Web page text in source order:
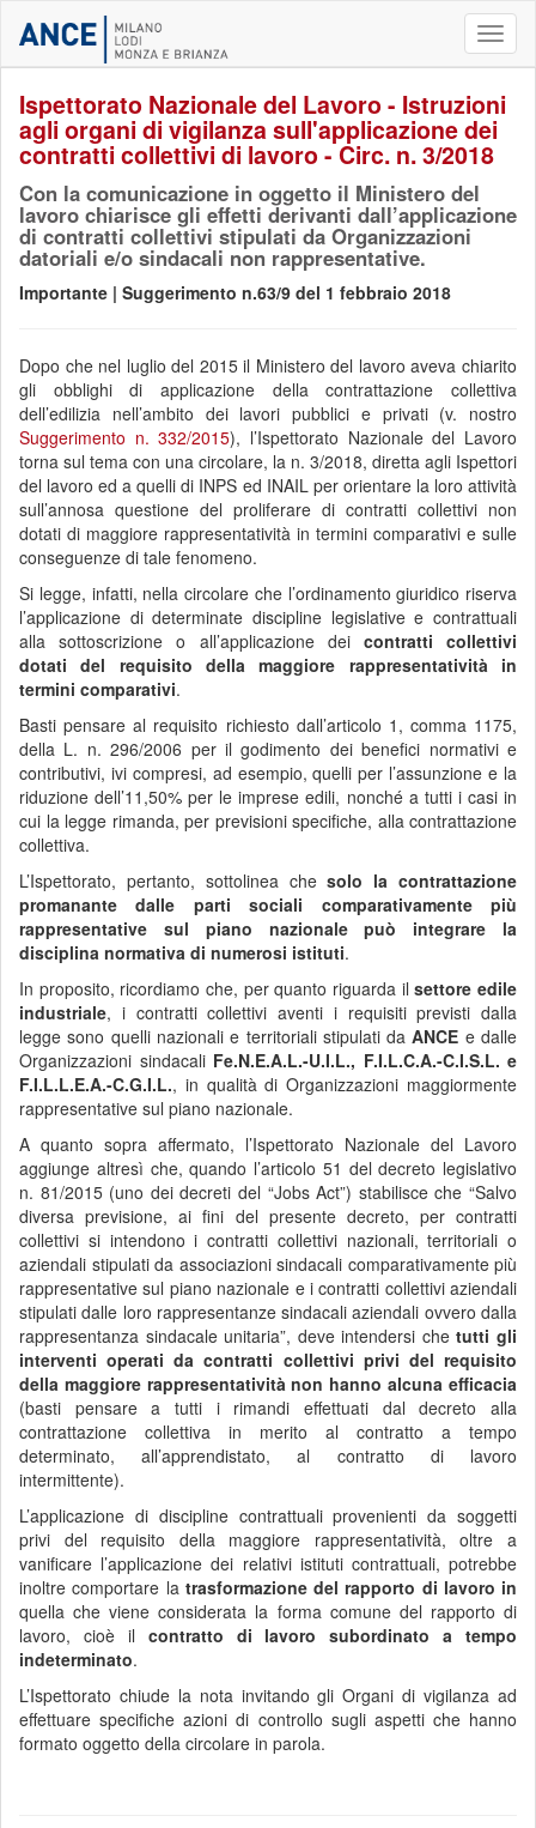
Ispettorato Nazionale del Lavoro - Istruzioni
agli organi di vigilanza sull'applicazione dei
contratti collettivi di lavoro - Circ. n. 3/2018
Con la comunicazione in oggetto il Ministero del
lavoro chiarisce gli effetti derivanti dall’applicazione
di contratti collettivi stipulati da Organizzazioni
datoriali e/o sindacali non rappresentative.
Importante | Suggerimento n.63/9 del 1 febbraio 2018
Dopo che nel luglio del 2015 il Ministero del lavoro aveva chiarito
gli obblighi di applicazione della contrattazione collettiva
dell’edilizia nell’ambito dei lavori pubblici e privati (v. nostro
Suggerimento n. 332/2015), l’Ispettorato Nazionale del Lavoro
torna sul tema con una circolare, la n. 3/2018, diretta agli Ispettori
del lavoro ed a quelli di INPS ed INAIL per orientare la loro attività
sull’annosa questione del proliferare di contratti collettivi non
dotati di maggiore rappresentatività in termini comparativi e sulle
conseguenze di tale fenomeno.
Si legge, infatti, nella circolare che l’ordinamento giuridico riserva
l’applicazione di determinate discipline legislative e contrattuali
alla sottoscrizione o all’applicazione dei contratti collettivi
dotati del requisito della maggiore rappresentatività in
termini comparativi.
Basti pensare al requisito richiesto dall’articolo 1, comma 1175,
della L. n. 296/2006 per il godimento dei benefici normativi e
contributivi, ivi compresi, ad esempio, quelli per l’assunzione e la
riduzione dell’11,50% per le imprese edili, nonché a tutti i casi in
cui la legge rimanda, per previsioni specifiche, alla contrattazione
collettiva.
L’Ispettorato, pertanto, sottolinea chesolo la contrattazione
promanante dalle parti sociali comparativamente più
rappresentative sul piano nazionale può integrare la
disciplina normativa di numerosi istituti.
In proposito, ricordiamo che, per quanto riguarda ilsettore edile
industriale, i contratti collettivi aventi i requisiti previsti dalla
legge sono quelli nazionali e territoriali stipulati daANCE e dalle
Organizzazioni sindacali Fe.N.E.A.L.-U.I.L., F.I.L.C.A.-C.I.S.L. e
F.I.L.L.E.A.-C.G.I.L., in qualità di Organizzazioni maggiormente
rappresentative sul piano nazionale.
A quanto sopra affermato, l’Ispettorato Nazionale del Lavoro
aggiunge altresì che, quando l’articolo 51 del decreto legislativo
n. 81/2015 (uno dei decreti del “Jobs Act”) stabilisce che “Salvo
diversa previsione, ai fini del presente decreto, per contratti
collettivi si intendono i contratti collettivi nazionali, territoriali o
aziendali stipulati da associazioni sindacali comparativamente più
rappresentative sul piano nazionale e i contratti collettivi aziendali
stipulati dalle loro rappresentanze sindacali aziendali ovvero dalla
rappresentanza sindacale unitaria”, deve intendersi chetutti gli
interventi operati da contratti collettivi privi del requisito
della maggiore rappresentatività non hanno alcuna efficacia
(basti pensare a tutti i rimandi effettuati dal decreto alla
contrattazione collettiva in merito al contratto a tempo
determinato, all’apprendistato, al contratto di lavoro
intermittente).
L’applicazione di discipline contrattuali provenienti da soggetti
privi del requisito della maggiore rappresentatività, oltre a
vanificare l’applicazione dei relativi istituti contrattuali, potrebbe
inoltre comportare la trasformazione del rapporto di lavoro in
quella che viene considerata la forma comune del rapporto di
lavoro, cioè il contratto di lavoro subordinato a tempo
indeterminato.
L’Ispettorato chiude la nota invitando gli Organi di vigilanza ad
effettuare specifiche azioni di controllo sugli aspetti che hanno
formato oggetto della circolare in parola.